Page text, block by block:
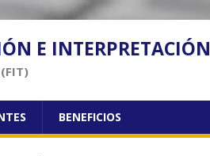
E INTERPRETACIÓN
(FIT)
BENEFICIOS